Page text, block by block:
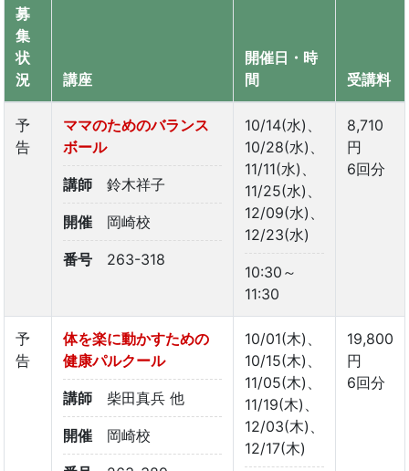
募
集
状
況
講座
開催日・時
間
受講料
予
告
ママのためのバランス
ボール
講師 鈴木祥子
開催 岡崎校
番号 263-318
10/14(水)、
10/28(水)、
11/11(水)、
11/25(水)、
12/09(水)、
12/23(水)
10:30～
11:30
8,710
円
6回分
予
告
体を楽に動かすための
健康パルクール
講師 柴田真兵 他
開催 岡崎校
10/01(木)、
10/15(木)、
11/05(木)、
11/19(木)、
12/03(木)、
12/17(木)
19,800
円
6回分